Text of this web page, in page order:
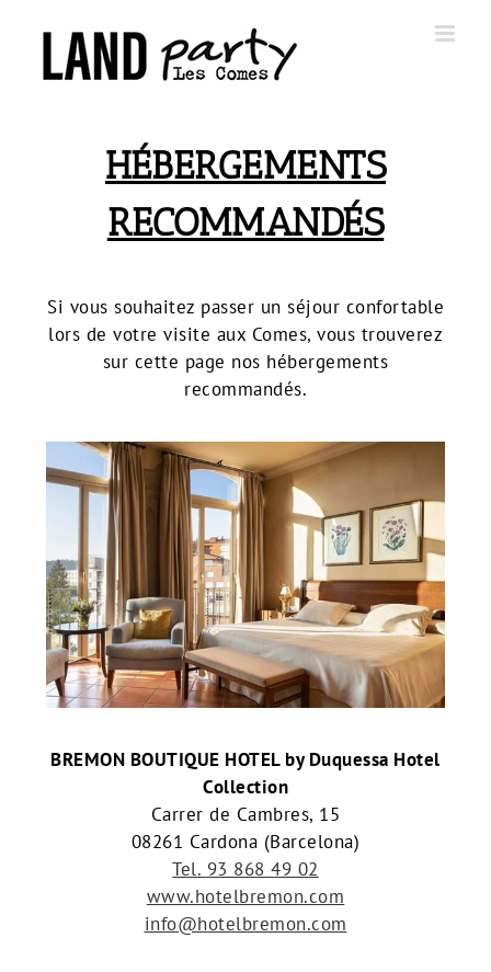
content
HÉBERGEMENTS
RECOMMANDÉS
Si vous souhaitez passer un séjour confortable
lors de votre visite aux Comes, vous trouverez
sur cette page nos hébergements
recommandés.
BREMON BOUTIQUE HOTEL by Duquessa Hotel
Collection
Carrer de Cambres, 15
08261 Cardona (Barcelona)
Tel. 93 868 49 02
www.hotelbremon.com
info@hotelbremon.com